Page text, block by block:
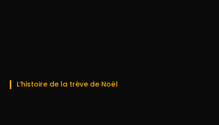
L’histoire de la trève de Noël